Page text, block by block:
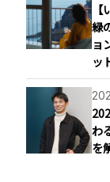
緑
ョ
ッ
わ
を